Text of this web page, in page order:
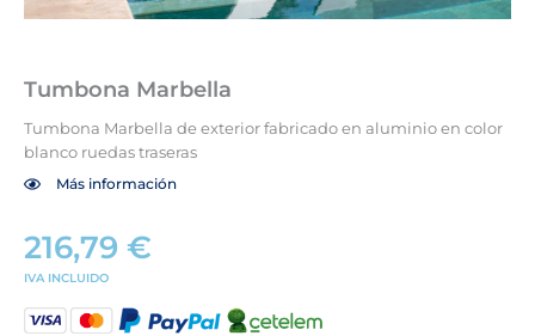
Tumbona Marbella
Tumbona Marbella de exterior fabricado en aluminio en color
blanco ruedas traseras
Más información
216,79 €
IVA INCLUIDO